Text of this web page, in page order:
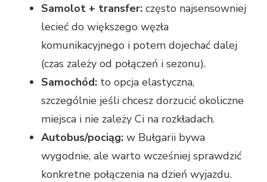
Samolot + transfer: często najsensowniej
lecieć do większego węzła
komunikacyjnego i potem dojechać dalej
(czas zależy od połączeń i sezonu).
Samochód: to opcja elastyczna,
szczególnie jeśli chcesz dorzucić okoliczne
miejsca i nie zależy Ci na rozkładach.
Autobus/pociąg: w Bułgarii bywa
wygodnie, ale warto wcześniej sprawdzić
konkretne połączenia na dzień wyjazdu.